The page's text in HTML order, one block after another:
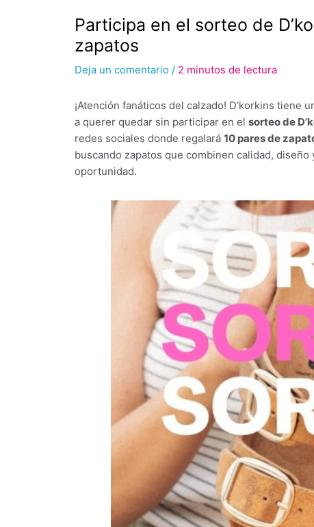
Participa en el sorteo de
zapatos
Deja un comentario / 2 minutos de lectura
¡Atención fanáticos del calzado! D’korkins tiene
a querer quedar sin participar en el sorteo de
redes sociales donde regalará 10 pares de
buscando zapatos que combinen calidad,
oportunidad.